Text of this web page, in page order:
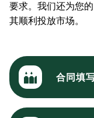
要求。我们还为您
其顺利投放市场。
合同填